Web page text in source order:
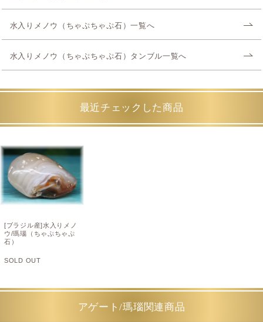
水入りメノウ（ちゃぷちゃぷ石）一覧へ
水入りメノウ（ちゃぷちゃぷ石）タンブル一覧へ
最近チェックした商品
[ブラジル産]水入りメノ
ウ/瑪瑙（ちゃぷちゃぷ
石）
SOLD OUT
アゲート/瑪瑙関連商品